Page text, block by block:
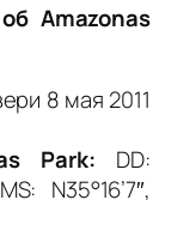
Amazonas
8 мая 2011
Park: DD:
N35°16’7″,